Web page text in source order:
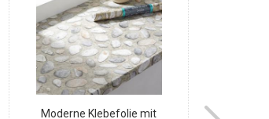
Moderne Klebefolie mit